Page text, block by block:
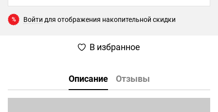
% Войти для отображения накопительной скидки
В избранное
Описание Отзывы